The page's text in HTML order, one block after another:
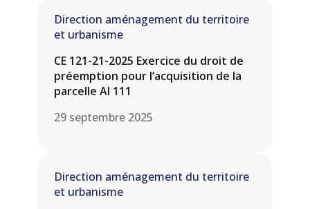
Direction aménagement du territoire
et urbanisme
CE 121-21-2025 Exercice du droit de
préemption pour l’acquisition de la
parcelle AI 111
29 septembre 2025
Direction aménagement du territoire
et urbanisme